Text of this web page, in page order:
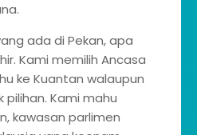
ada di Pekan, apa
Kami memilih Ancasa
ke Kuantan walaupun
pilihan. Kami mahu
kawasan parlimen